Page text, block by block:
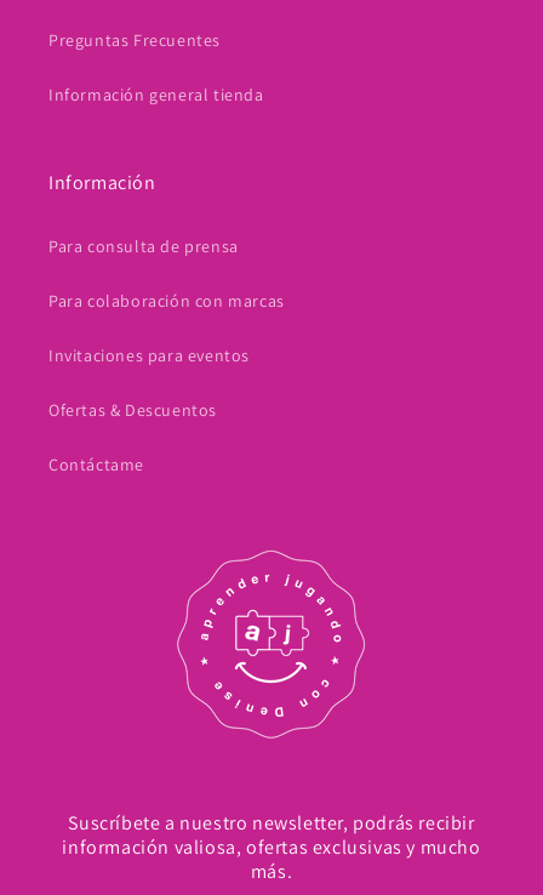
Preguntas Frecuentes
Información general tienda
Información
Para consulta de prensa
Para colaboración con marcas
Invitaciones para eventos
Ofertas & Descuentos
Contáctame
Suscríbete a nuestro newsletter, podrás recibir
información valiosa, ofertas exclusivas y mucho
más.